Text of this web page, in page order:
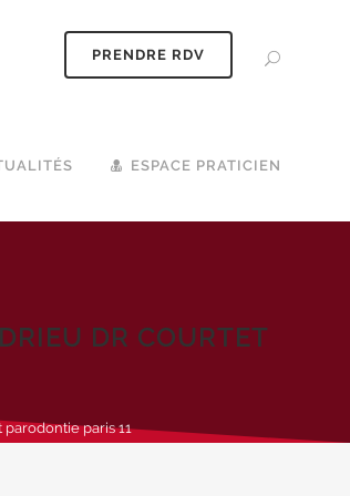
PRENDRE RDV
ESPACE PRATICIEN
DR COURTET
paris 11